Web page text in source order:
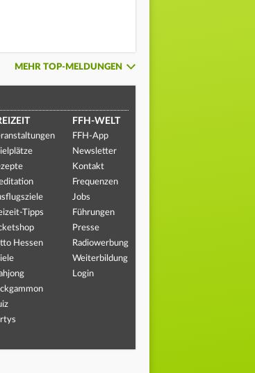
MEHR TOP-MELDUNGEN
Tipps
Hessen
FFH-WELT
FFH-App
Newsletter
Kontakt
Frequenzen
Jobs
Führungen
Presse
Radiowerbung
Weiterbildung
Login